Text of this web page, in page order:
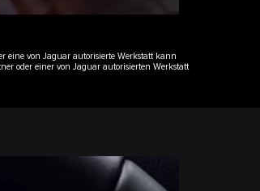
eine von Jaguar autorisierte Werkstatt kann
oder einer von Jaguar autorisierten Werkstatt